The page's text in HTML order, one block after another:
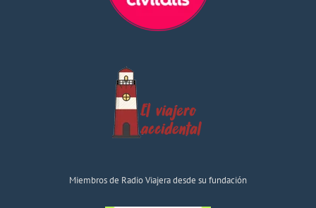
Miembros de Radio Viajera desde su fundación